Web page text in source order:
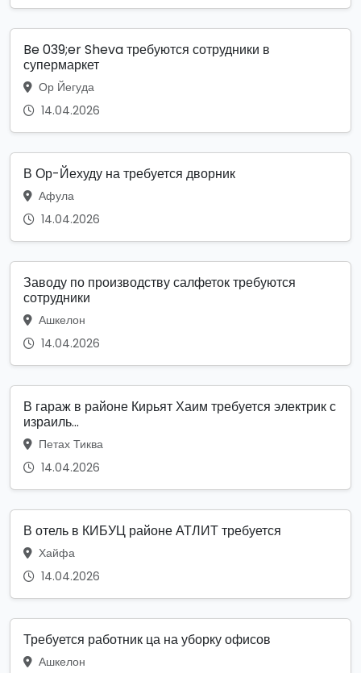
Be 039;er Sheva требуются сотрудники в
супермаркет
Ор Йегуда
14.04.2026
В Ор-Йехуду на требуется дворник
Афула
14.04.2026
Заводу по производству салфеток требуются
сотрудники
Ашкелон
14.04.2026
В гараж в районе Кирьят Хаим требуется электрик с
израиль...
Петах Тиква
14.04.2026
В отель в КИБУЦ районе АТЛИТ требуется
Хайфа
14.04.2026
Требуется работник ца на уборку офисов
Ашкелон